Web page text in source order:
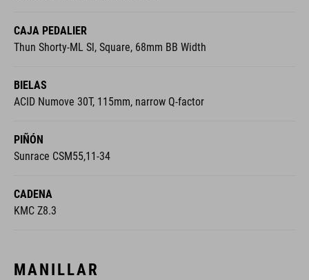
CAJA PEDALIER
Thun Shorty-ML Sl, Square, 68mm BB Width
BIELAS
ACID Numove 30T, 115mm, narrow Q-factor
PIÑÓN
Sunrace CSM55,11-34
CADENA
KMC Z8.3
MANILLAR